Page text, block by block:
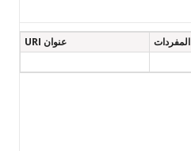
المفردات
عنوان URI